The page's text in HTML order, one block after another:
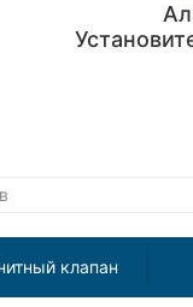
клапан